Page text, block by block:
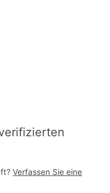
Verfassen Sie eine